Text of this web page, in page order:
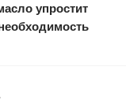
упростит